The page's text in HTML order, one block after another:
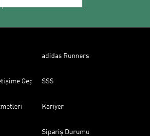
adidas Runners
Geç SSS
Kariyer
Sipariş Durumu